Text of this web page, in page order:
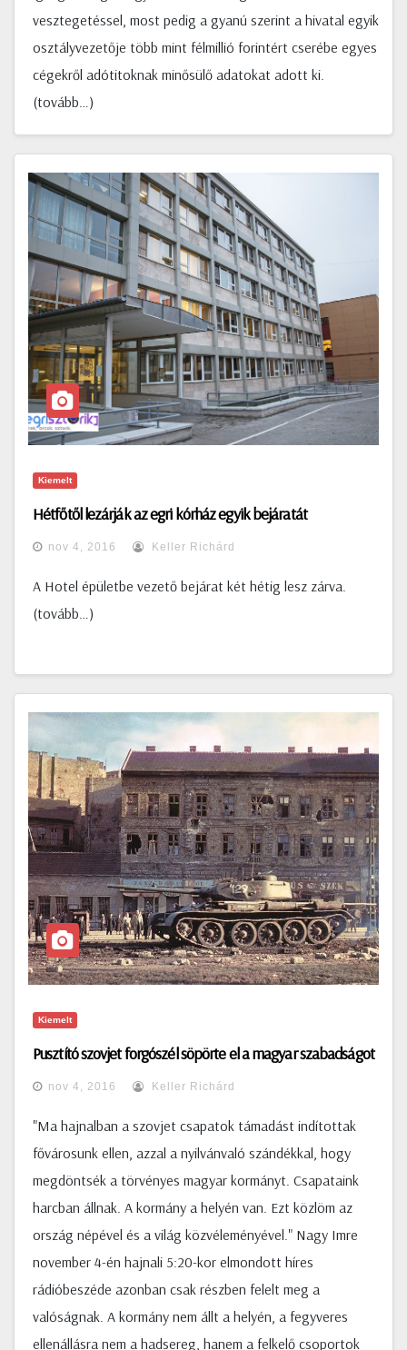
vesztegetéssel, most pedig a gyanú szerint a hivatal egyik
osztályvezetője több mint félmillió forintért cserébe egyes
cégekről adótitoknak minősülő adatokat adott ki.
(tovább…)
Kiemelt
Hétfőtől lezárják az egri kórház egyik bejáratát
nov 4, 2016 Keller Richárd
A Hotel épületbe vezető bejárat két hétig lesz zárva.
(tovább…)
Kiemelt
Pusztító szovjet forgószél söpörte el a magyar szabadságot
nov 4, 2016 Keller Richárd
"Ma hajnalban a szovjet csapatok támadást indítottak
fővárosunk ellen, azzal a nyilvánvaló szándékkal, hogy
megdöntsék a törvényes magyar kormányt. Csapataink
harcban állnak. A kormány a helyén van. Ezt közlöm az
ország népével és a világ közvéleményével." Nagy Imre
november 4-én hajnali 5:20-kor elmondott híres
rádióbeszéde azonban csak részben felelt meg a
valóságnak. A kormány nem állt a helyén, a fegyveres
ellenállásra nem a hadsereg, hanem a felkelő csoportok